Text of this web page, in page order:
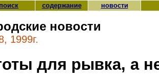
поиск содержание новости
новости
1999г.
для рывка, а